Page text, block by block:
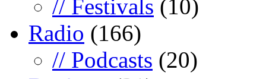
// Festivals (10)
Radio (166)
// Podcasts (20)